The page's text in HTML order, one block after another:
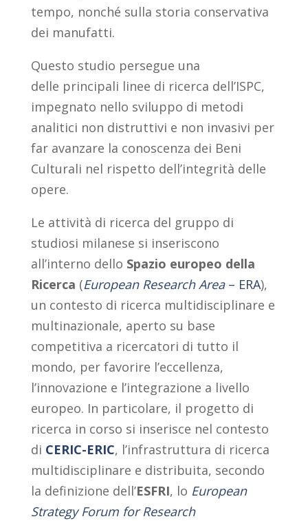
tempo, nonché sulla storia conservativa
dei manufatti.
Questo studio persegue una
delle principali linee di ricerca dell’ISPC,
impegnato nello sviluppo di metodi
analitici non distruttivi e non invasivi per
far avanzare la conoscenza dei Beni
Culturali nel rispetto dell’integrità delle
opere.
Le attività di ricerca del gruppo di
studiosi milanese si inseriscono
all’interno dello Spazio europeo della
Ricerca (European Research Area– ERA),
un contesto di ricerca multidisciplinare e
multinazionale, aperto su base
competitiva a ricercatori di tutto il
mondo, per favorire l’eccellenza,
l’innovazione e l’integrazione a livello
europeo. In particolare, il progetto di
ricerca in corso si inserisce nel contesto
di CERIC-ERIC, l’infrastruttura di ricerca
multidisciplinare e distribuita, secondo
la definizione dell’ESFRI, lo European
Strategy Forum for Research